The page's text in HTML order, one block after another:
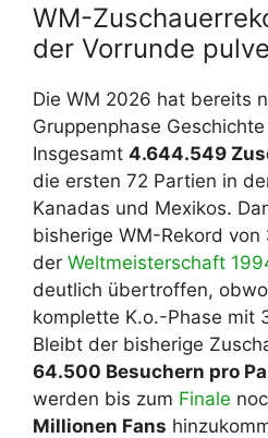
WM-
der Vorrunde
Die WM 2026 hat bereits
Gruppenphase
Insgesamt 4.644.549
die ersten 72 Partien in
Kanadas und Mexikos.
bisherige WM-Rekord von
der Weltmeisterschaft
deutlich übertroffen,
komplette K.o.-Phase mit
Bleibt der bisherige
64.500 Besuchern pro
werden bis zum Finale
Millionen Fans